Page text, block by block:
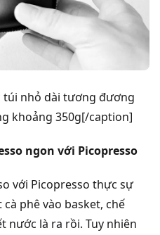
túi nhỏ dài tương đương
khoảng 350g[/caption]
ngon với Picopresso
với Picopresso thực sự
phê vào basket, chế
nước là ra rồi. Tuy nhiên